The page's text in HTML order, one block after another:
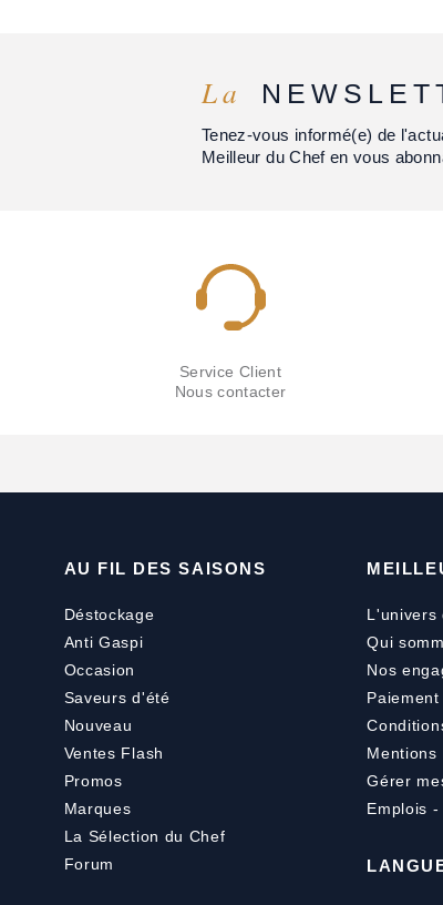
La
Tenez-vous informé(e) de
Meilleur du Chef en vous
Service Client
Nous contacter
AU FIL DES SAISONS
Déstockage
Anti Gaspi
Occasion
Saveurs d'été
Nouveau
Ventes Flash
Promos
Marques
La Sélection du Chef
Forum
L'univers
Qui
Nos
Paiement
Mentions
Gérer
Emplois